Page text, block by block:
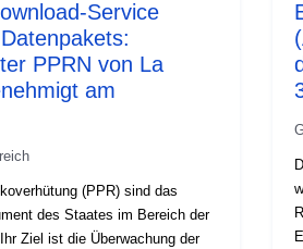
Service
PPRN von La
am
(PPR) sind das
des Staates im Bereich der
Ziel ist die Überwachung der